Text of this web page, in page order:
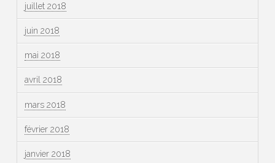
juillet 2018
juin 2018
mai 2018
avril 2018
mars 2018
février 2018
janvier 2018